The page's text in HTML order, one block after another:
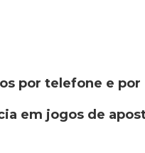
por telefone e por
em jogos de